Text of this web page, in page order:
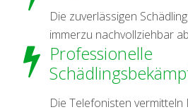
Die zuverlässigen
immerzu nachvollziehbar
Professionelle
Die Telefonisten